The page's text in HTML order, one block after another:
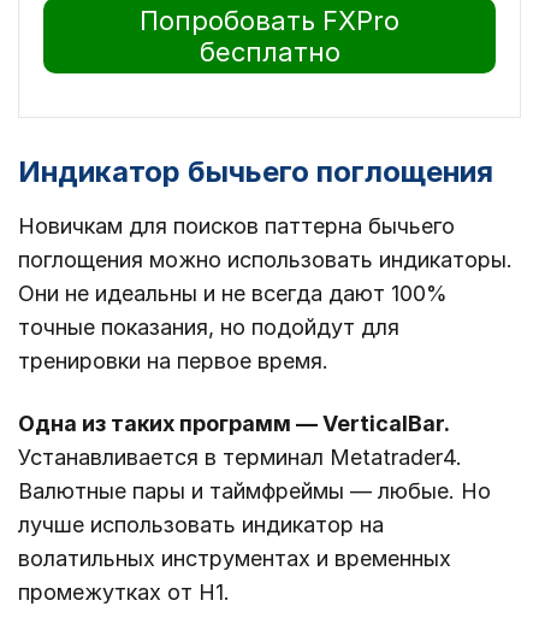
Попробовать FXPro
бесплатно
Индикатор бычьего поглощения
Новичкам для поисков паттерна бычьего
поглощения можно использовать индикаторы.
Они не идеальны и не всегда дают 100%
точные показания, но подойдут для
тренировки на первое время.
Одна из таких программ ― VerticalBar.
Устанавливается в терминал Metatrader4.
Валютные пары и таймфреймы ― любые. Но
лучше использовать индикатор на
волатильных инструментах и временных
промежутках от Н1.